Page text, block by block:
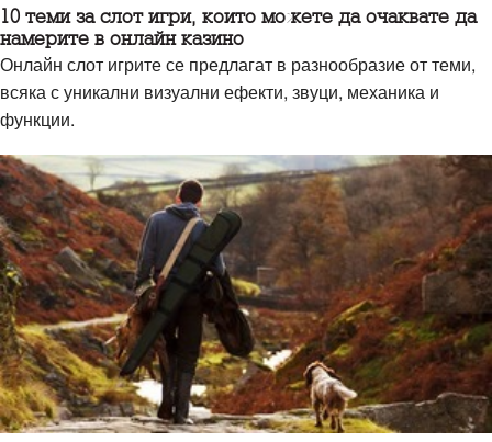
10 теми за слот игри, които можете да очаквате да
намерите в онлайн казино
Онлайн слот игрите се предлагат в разнообразие от теми,
всяка с уникални визуални ефекти, звуци, механика и
функции.